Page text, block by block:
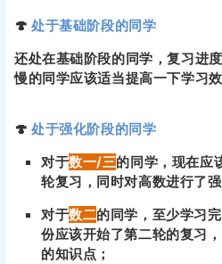
🍄处于基础阶段的同学
还处在基础阶段的同学，复习进
慢的同学应该适当提高一下学习效
🍄处于强化阶段的同学
对于数一/三的同学，现在应
轮复习，同时对高数进行了强
对于数二的同学，至少学习
份应该开始了第二轮的复习
的知识点；